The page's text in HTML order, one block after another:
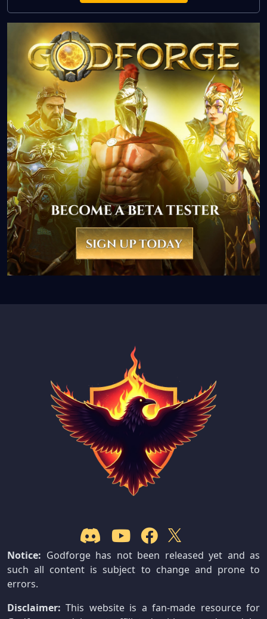
Notice: Godforge has not been released yet and as
such all content is subject to change and prone to
errors.
Disclaimer: This website is a fan-made resource for